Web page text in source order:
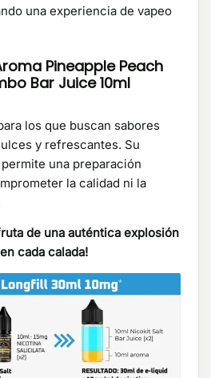
una experiencia de vapeo
Pineapple Peach
Bar Juice 10ml
los que buscan sabores
y refrescantes. Su
una preparación
la calidad ni la
de una auténtica explosión
cada calada!